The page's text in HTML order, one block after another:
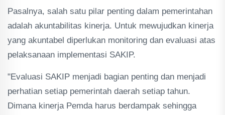
Pasalnya, salah satu pilar penting dalam pemerintahan
adalah akuntabilitas kinerja. Untuk mewujudkan kinerja
yang akuntabel diperlukan monitoring dan evaluasi atas
pelaksanaan implementasi SAKIP.
"Evaluasi SAKIP menjadi bagian penting dan menjadi
perhatian setiap pemerintah daerah setiap tahun.
Dimana kinerja Pemda harus berdampak sehingga